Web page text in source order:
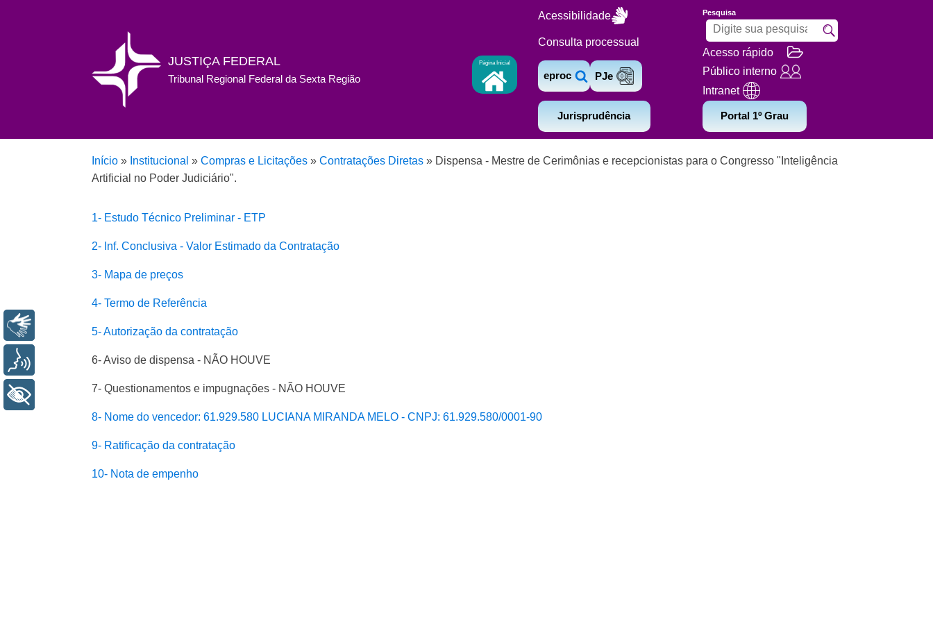
JUSTIÇA FEDERAL
Tribunal Regional Federal da Sexta Região
Página Inicial
Acessibilidade
Consulta processual
eproc PJe
Jurisprudência
Pesquisa
Acesso rápido
Público interno
Intranet
Portal 1º Grau
Início » Institucional » Compras e Licitações » Contratações Diretas » Dispensa - Mestre de Cerimônias e recepcionistas para o Congresso "Inteligência
Artificial no Poder Judiciário".
1- Estudo Técnico Preliminar - ETP
2- Inf. Conclusiva - Valor Estimado da Contratação
3- Mapa de preços
4- Termo de Referência
5- Autorização da contratação
6- Aviso de dispensa - NÃO HOUVE
7- Questionamentos e impugnações - NÃO HOUVE
8- Nome do vencedor: 61.929.580 LUCIANA MIRANDA MELO - CNPJ: 61.929.580/0001-90
9- Ratificação da contratação
10- Nota de empenho
+ Acessibilidade